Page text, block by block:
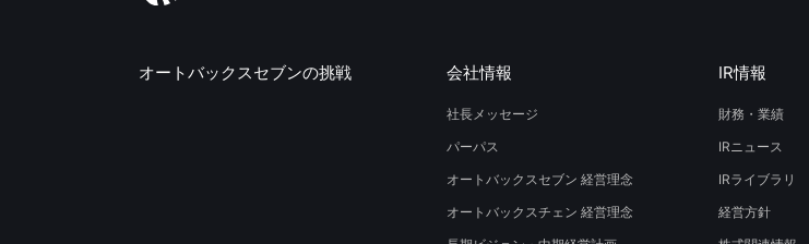
オートバックスセブンの挑戦 会社情報
社長メッセージ
パーパス
オートバックスセブン 経営理念
オートバックスチェン 経営理念
IR情報
財務・業績
IRニュース
IRライブラリ
経営方針